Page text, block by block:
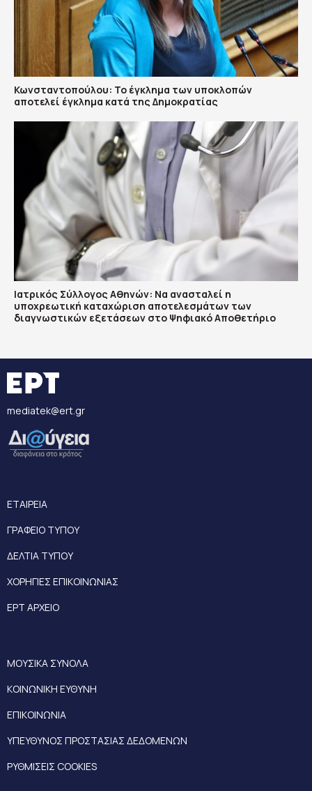
Κωνσταντοπούλου: Το έγκλημα των υποκλοπών
αποτελεί έγκλημα κατά της Δημοκρατίας
Ιατρικός Σύλλογος Αθηνών: Να ανασταλεί η
υποχρεωτική καταχώριση αποτελεσμάτων των
διαγνωστικών εξετάσεων στο Ψηφιακό Αποθετήριο
mediatek@ert.gr
ΕΤΑΙΡΕΙΑ
ΓΡΑΦΕΙΟ ΤΥΠΟΥ
ΔΕΛΤΙΑ ΤΥΠΟΥ
ΧΟΡΗΓΙΕΣ ΕΠΙΚΟΙΝΩΝΙΑΣ
ΕΡΤ ΑΡΧΕΙΟ
ΜΟΥΣΙΚΑ ΣΥΝΟΛΑ
ΚΟΙΝΩΝΙΚΗ ΕΥΘΥΝΗ
ΕΠΙΚΟΙΝΩΝΙΑ
ΥΠΕΥΘΥΝΟΣ ΠΡΟΣΤΑΣΙΑΣ ΔΕΔΟΜΕΝΩΝ
ΡΥΘΜΙΣΕΙΣ COOKIES